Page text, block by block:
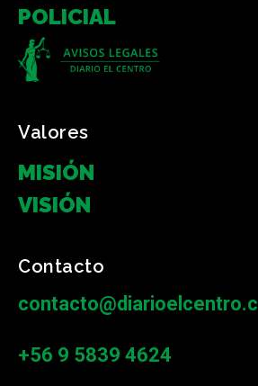
POLICIAL
Valores
MISIÓN
VISIÓN
Contacto
contacto@diarioelcentro.cl
+56 9 5839 4624